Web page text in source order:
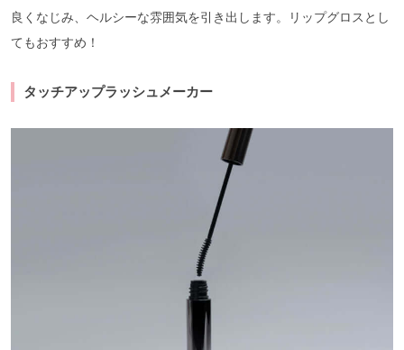
良くなじみ、ヘルシーな雰囲気を引き出します。リップグロスとし
てもおすすめ！
タッチアップラッシュメーカー